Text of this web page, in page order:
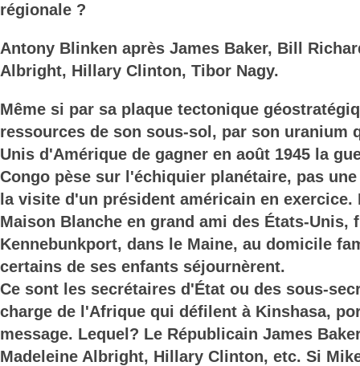
régionale ?
Antony Blinken après James Baker, Bill
Albright, Hillary Clinton, Tibor Nagy.
Même si par sa plaque tectonique
ressources de son sous-sol, par son uranium
Unis d'Amérique de gagner en août 1945 la
Congo pèse sur l'échiquier planétaire, pas
la visite d'un président américain en
Maison Blanche en grand ami des États-Unis,
Kennebunkport, dans le Maine, au domicile
certains de ses enfants séjournèrent.
Ce sont les secrétaires d'État ou des sous-
charge de l'Afrique qui défilent à Kinshasa,
message. Lequel? Le Républicain James
Madeleine Albright, Hillary Clinton, etc. Si